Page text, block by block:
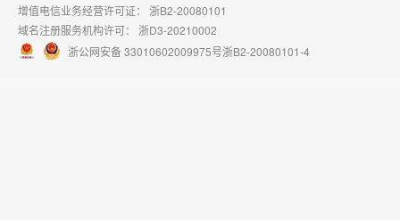
增值电信业务经营许可证： 浙B2-20080101
域名注册服务机构许可： 浙D3-20210002
浙公网安备 33010602009975号浙B2-20080101-4